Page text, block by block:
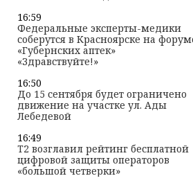
16:59
Федеральные эксперты-медики
соберутся в Красноярске на
«Губернских аптек»
«Здравствуйте!»
16:50
До 15 сентября будет ограничено
движение на участке ул. Ады
Лебедевой
16:49
T2 возглавил рейтинг бесплатной
цифровой защиты операторов
«большой четверки»